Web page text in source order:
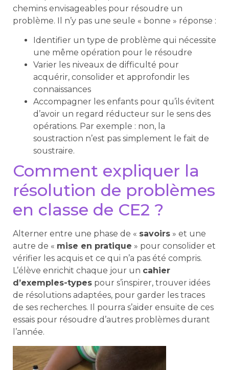
chemins envisageables pour résoudre un
problème. Il n’y pas une seule « bonne » réponse :
Identifier un type de problème qui nécessite
une même opération pour le résoudre
Varier les niveaux de difficulté pour
acquérir, consolider et approfondir les
connaissances
Accompagner les enfants pour qu’ils évitent
d’avoir un regard réducteur sur le sens des
opérations. Par exemple : non, la
soustraction n’est pas simplement le fait de
soustraire.
Comment expliquer la
résolution de problèmes
en classe de CE2 ?
Alterner entre une phase de « savoirs » et une
autre de « mise en pratique » pour consolider et
vérifier les acquis et ce qui n’a pas été compris.
L’élève enrichit chaque jour un cahier
d’exemples-types pour s’inspirer, trouver idées
de résolutions adaptées, pour garder les traces
de ses recherches. Il pourra s’aider ensuite de ces
essais pour résoudre d’autres problèmes durant
l’année.